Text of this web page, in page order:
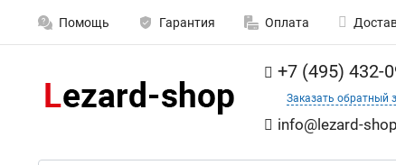
Помощь Гарантия Оплата
+7 (495) 432-
Заказать обратный
info@lezard-